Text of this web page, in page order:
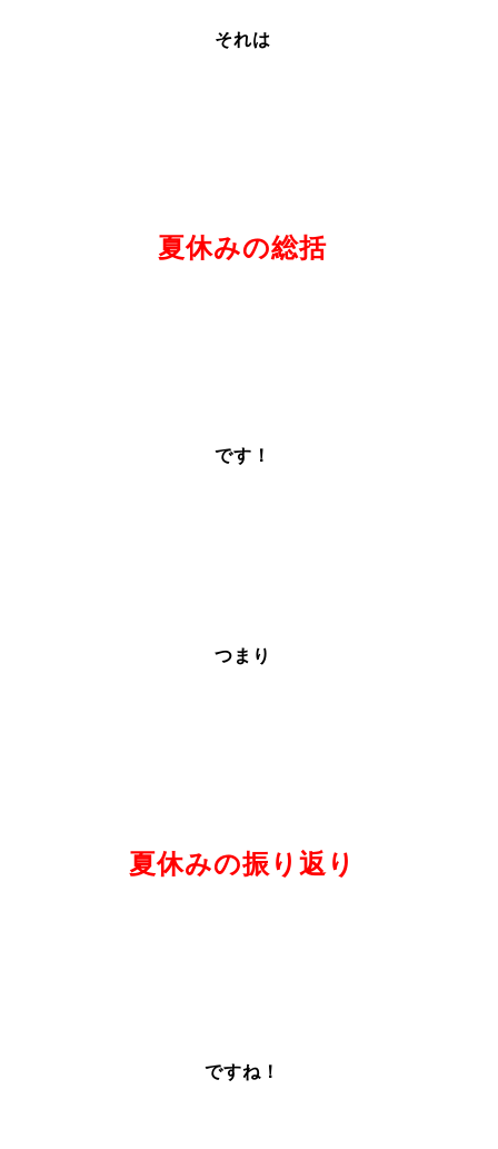
それは
夏休みの総括
です！
つまり
夏休みの振り返り
ですね！